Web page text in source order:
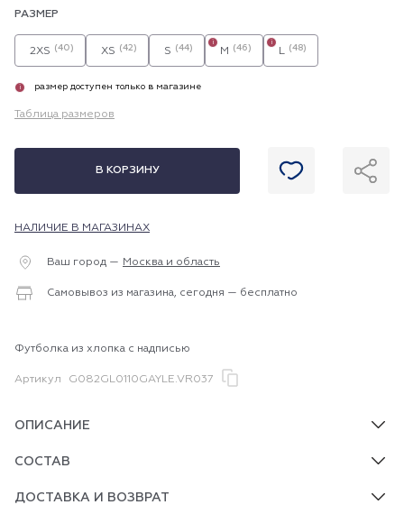
РАЗМЕР
2XS (40) XS (42) S (44) M (46)
i
L (48)
i
i размер доступен только в магазине
Таблица размеров
В КОРЗИНУ
НАЛИЧИЕ В МАГАЗИНАХ
Ваш город — Москва и область
Самовывоз из магазина, сегодня — бесплатно
Футболка из хлопка с надписью
Артикул G082GL0110GAYLE.VR037
ОПИСАНИЕ
СОСТАВ
ДОСТАВКА И ВОЗВРАТ